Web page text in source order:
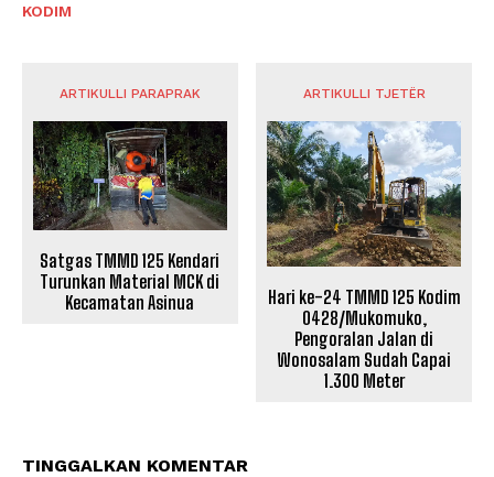
KODIM
ARTIKULLI PARAPRAK
Satgas TMMD 125 Kendari
Turunkan Material MCK di
Kecamatan Asinua
ARTIKULLI TJETËR
Hari ke-24 TMMD 125 Kodim
0428/Mukomuko,
Pengoralan Jalan di
Wonosalam Sudah Capai
1.300 Meter
TINGGALKAN KOMENTAR